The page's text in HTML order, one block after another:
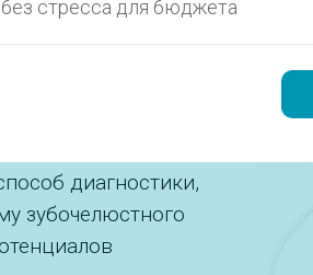
всей группы
о состоянии
диагностики,
зубочелюстного
стресса для бюджета